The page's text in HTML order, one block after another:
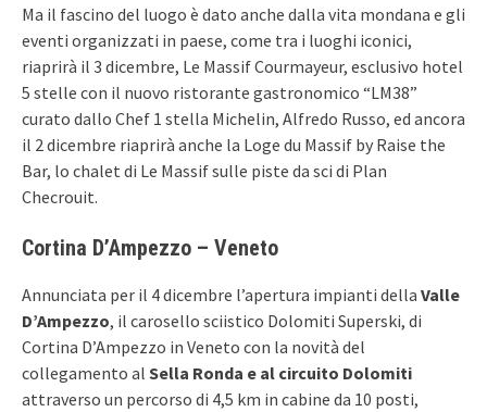
Ma il fascino del luogo è dato anche dalla vita mondana e gli
eventi organizzati in paese, come tra i luoghi iconici,
riaprirà il 3 dicembre, Le Massif Courmayeur, esclusivo hotel
5 stelle con il nuovo ristorante gastronomico “LM38”
curato dallo Chef 1 stella Michelin, Alfredo Russo, ed ancora
il 2 dicembre riaprirà anche la Loge du Massif by Raise the
Bar, lo chalet di Le Massif sulle piste da sci di Plan
Checrouit.
Cortina D’Ampezzo – Veneto
Annunciata per il 4 dicembre l’apertura impianti della Valle
D’Ampezzo, il carosello sciistico Dolomiti Superski, di
Cortina D’Ampezzo in Veneto con la novità del
collegamento al Sella Ronda e al circuito Dolomiti
attraverso un percorso di 4,5 km in cabine da 10 posti,